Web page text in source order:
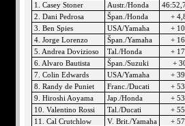
1. Casey Stoner Austr./Honda
2. Dani Pedrosa
Špan./Honda
+
3. Ben Spies
USA/Yamaha
+
4. Jorge Lorenzo
Špan./Yamaha
+
5. Andrea Dovizioso
Tal./Honda
+
6. Alvaro Bautista
Špan./Suzuki
+
7. Colin Edwards
USA/Yamaha
+
8. Randy de Puniet
Franc./Ducati
+
9. Hiroshi Aoyama
Jap./Honda
+
10. Valentino Rossi
Tal./Ducati
+
11. Cal Crutchlow
V. Brit./Yamaha
+